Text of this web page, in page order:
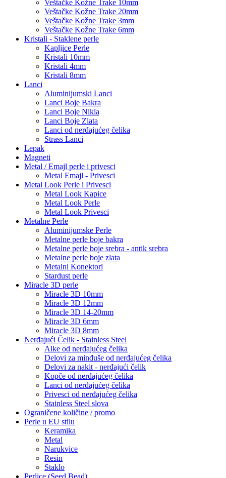
Veštačke Kožne Trake 10mm
Veštačke Kožne Trake 20mm
Veštačke Kožne Trake 3mm
Veštačke Kožne Trake 6mm
Kristali - Staklene perle
Kapljice Perle
Kristali 10mm
Kristali 4mm
Kristali 8mm
Lanci
Aluminijumski Lanci
Lanci Boje Bakra
Lanci Boje Nikla
Lanci Boje Zlata
Lanci od nerđajućeg čelika
Strass Lanci
Lepak
Magneti
Metal / Emajl perle i privesci
Metal Emajl - Privesci
Metal Look Perle i Privesci
Metal Look Kapice
Metal Look Perle
Metal Look Privesci
Metalne Perle
Aluminijumske Perle
Metalne perle boje bakra
Metalne perle boje srebra - antik srebra
Metalne perle boje zlata
Metalni Konektori
Stardust perle
Miracle 3D perle
Miracle 3D 10mm
Miracle 3D 12mm
Miracle 3D 14-20mm
Miracle 3D 6mm
Miracle 3D 8mm
Nerđajući Čelik - Stainless Steel
Alke od nerđajućeg čelika
Delovi za minđuše od nerđajućeg čelika
Delovi za nakit - nerđajući čelik
Kopče od nerđajućeg čelika
Lanci od nerđajućeg čelika
Privesci od nerđajućeg čelika
Stainless Steel slova
Ograničene količine / promo
Perle u EU stilu
Keramika
Metal
Narukvice
Resin
Staklo
Perlice (Seed Bead)